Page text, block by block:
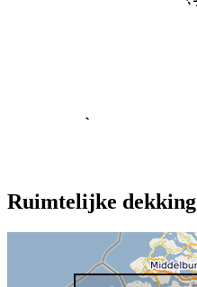
Ruimtelijke dekking